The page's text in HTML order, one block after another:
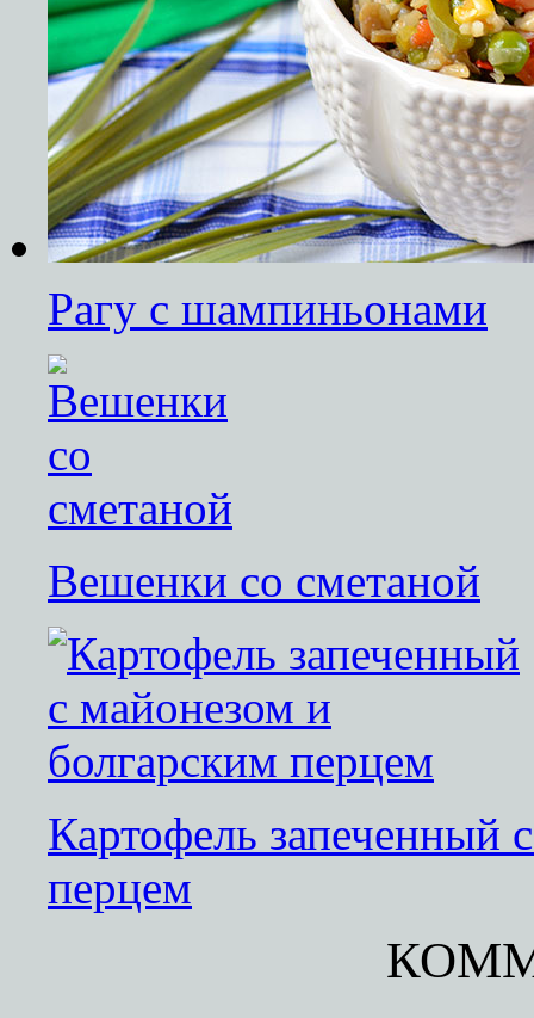
Рагу с шампиньонами
Вешенки со сметаной
Картофель запеченный
перцем